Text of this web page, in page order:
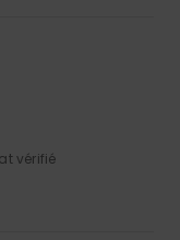
vérifié